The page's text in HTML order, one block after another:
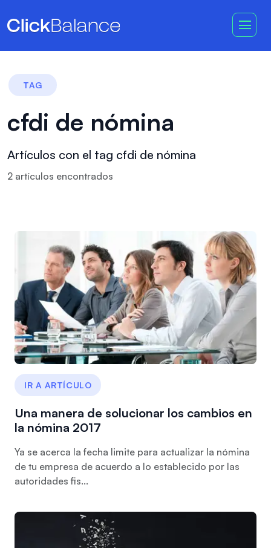
TAG
cfdi de nómina
Artículos con el tag cfdi de nómina
2 artículos encontrados
IR A ARTÍCULO
Una manera de solucionar los cambios en
la nómina 2017
Ya se acerca la fecha limite para actualizar la nómina
de tu empresa de acuerdo a lo establecido por las
autoridades fis...